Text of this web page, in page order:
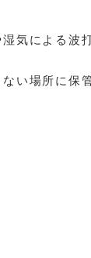
気による
い場所に保